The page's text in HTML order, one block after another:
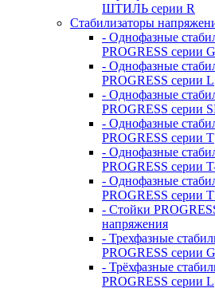
ШТИЛЬ серии R
Стабилизаторы
- Однофазные
PROGRESS серии G
- Однофазные
PROGRESS серии L
- Однофазные
PROGRESS серии
- Однофазные
PROGRESS серии T
- Однофазные
PROGRESS серии
- Однофазные
PROGRESS серии
- Стойки
напряжения
- Трехфазные
PROGRESS серии G
- Трёхфазные
PROGRESS серии L